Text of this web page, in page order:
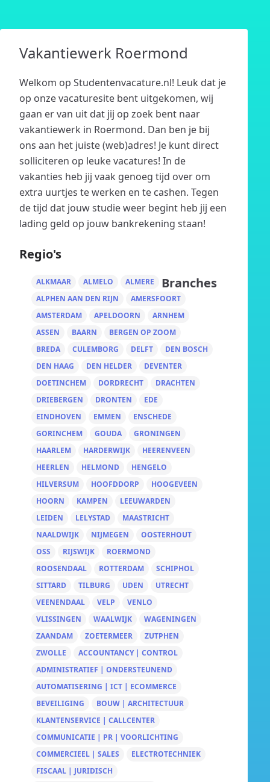
Vakantiewerk Roermond
Welkom op Studentenvacature.nl! Leuk dat je
op onze vacaturesite bent uitgekomen, wij
gaan er van uit dat jij op zoek bent naar
vakantiewerk in Roermond. Dan ben je bij
ons aan het juiste (web)adres! Je kunt direct
solliciteren op leuke vacatures! In de
vakanties heb jij vaak genoeg tijd over om
extra uurtjes te werken en te cashen. Tegen
de tijd dat jouw studie weer begint heb jij een
lading geld op jouw bankrekening staan!
Regio's
ALKMAAR ALMELO
ALMERE
ALPHEN AAN DEN RIJN
AMERSFOORT
AMSTERDAM
APELDOORN
ARNHEM
ASSEN
BAARN
BERGEN OP ZOOM
BREDA
CULEMBORG DELFT
DEN BOSCH
DEN HAAG
DEN HELDER
DEVENTER
DOETINCHEM
DORDRECHT
DRACHTEN
DRIEBERGEN
DRONTEN
EDE
EINDHOVEN
EMMEN
ENSCHEDE
GORINCHEM
GOUDA
GRONINGEN
HAARLEM
HARDERWIJK
HEERENVEEN
HEERLEN
HELMOND
HENGELO
HILVERSUM
HOOFDDORP
HOOGEVEEN
HOORN
KAMPEN
LEEUWARDEN
LEIDEN
LELYSTAD
MAASTRICHT
NAALDWIJK
NIJMEGEN
OOSTERHOUT
OSS
RIJSWIJK
ROERMOND
ROOSENDAAL
ROTTERDAM
SCHIPHOL
SITTARD
TILBURG UDEN
UTRECHT
VEENENDAAL
VELP
VENLO
VLISSINGEN
WAALWIJK
WAGENINGEN
ZAANDAM
ZOETERMEER
ZUTPHEN
ZWOLLE
Branches
ACCOUNTANCY | CONTROL
ADMINISTRATIEF | ONDERSTEUNEND
AUTOMATISERING | ICT | ECOMMERCE
BEVEILIGING
BOUW | ARCHITECTUUR
KLANTENSERVICE | CALLCENTER
COMMUNICATIE | PR | VOORLICHTING
COMMERCIEEL | SALES
ELECTROTECHNIEK
FISCAAL | JURIDISCH